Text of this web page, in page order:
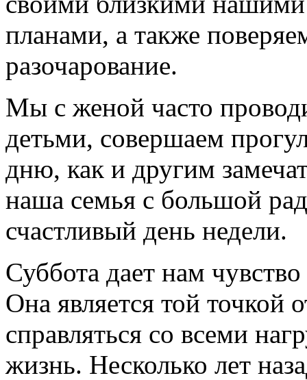
планами, а также
разочарование.
Мы с женой часто
детьми, совершаем
дню, как и другим
наша семья с большой
счастливый день недели.
Суббота дает нам
Она является той точкой
справляться со всеми
жизнь. Несколько лет